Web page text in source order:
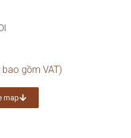
map